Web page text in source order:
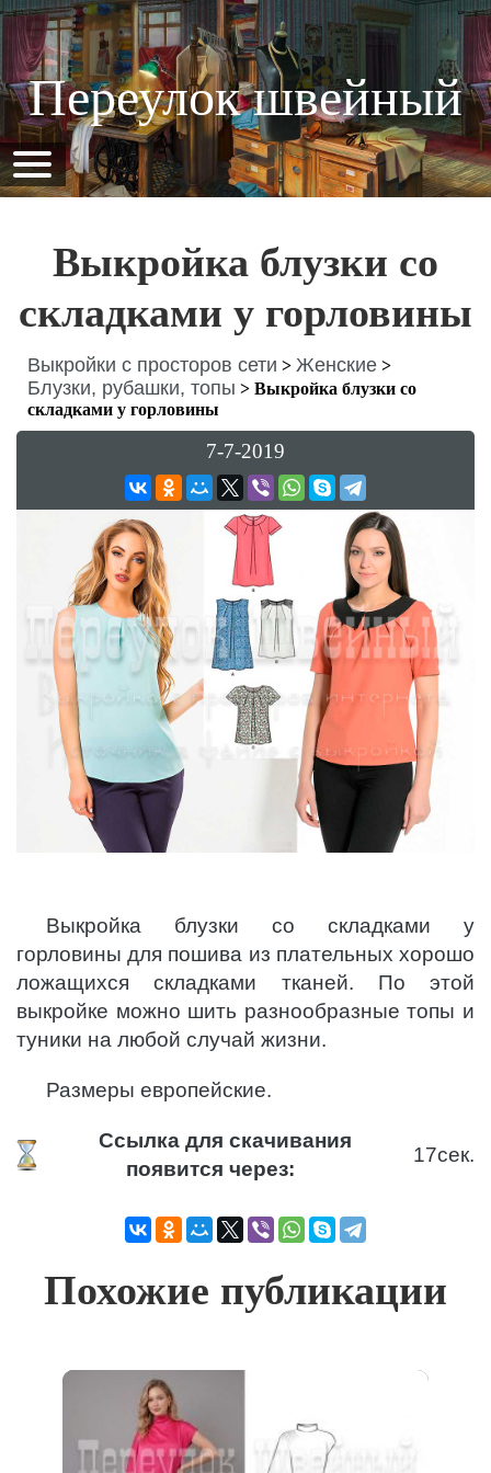
Переулок швейный
Выкройка блузки со
складками у горловины
Выкройки с просторов сети > Женские >
Блузки, рубашки, топы > Выкройка блузки со
складками у горловины
7-7-2019
Выкройка блузки со складками у
горловины для пошива из плательных хорошо
ложащихся складками тканей. По этой
выкройке можно шить разнообразные топы и
туники на любой случай жизни.
Размеры европейские.
Ссылка для скачивания
появится через:
17сек.
Похожие публикации